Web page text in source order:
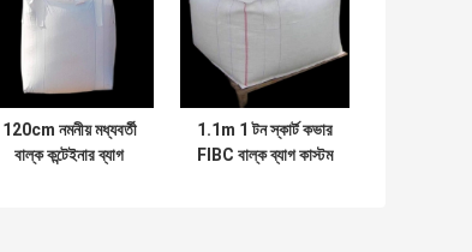
120cm নমনীয় মধ্যবর্তী
বাল্ক কন্টেইনার ব্যাগ
1.1m 1 টন স্কার্ট কভার
FIBC বাল্ক ব্যাগ কাস্টম